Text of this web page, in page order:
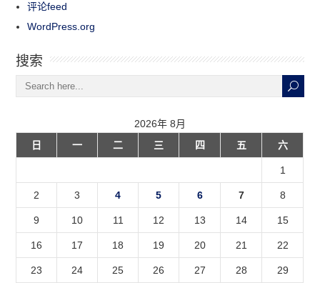
评论feed
WordPress.org
搜索
2026年 8月
日
一 二 三 四 五 六
1
2 3 4 5 6 7 8
9 10 11 12 13 14 15
16 17 18 19 20 21 22
23 24 25 26 27 28 29